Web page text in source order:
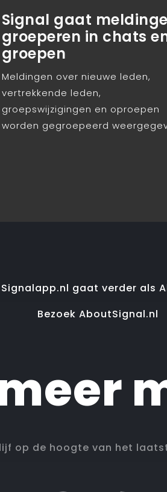
Signal gaat
groeperen in chats
groepen
Meldingen over nieuwe leden,
vertrekkende leden,
groepswijzigingen en oproepen
worden gegroepeerd
Signalapp.nl gaat verder als
Bezoek AboutSignal.nl
op de hoogte van het